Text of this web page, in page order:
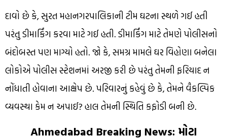
દાવો છે કે, સુરત મહાનગરપાલિકાની ટીમ ઘટના સ્થળે ગઈ હતી
પરંતુ ડીમાર્કિંગ કરવા માટે ગઈ હતી. ડીમાર્કિંગ માટે તેમણે પોલીસનો
બંદોબસ્ત પણ માગ્યો હતો. જો કે, સમગ્ર મામલે ઘર વિહોણા બનેલા
લોકોએ પોલીસ સ્ટેશનમાં અરજી કરી છે પરંતુ તેમની ફરિયાદ ન
નોંધાતી હોવાના આક્ષેપ છે. પરિવારનું કહેવું છે કે, તેમને વૈકલ્પિક
વ્યવસ્થા કેમ ન અપાઈ? હાલ તેમની સ્થિતિ કફોડી બની છે.
Ahmedabad Breaking News: મોટા